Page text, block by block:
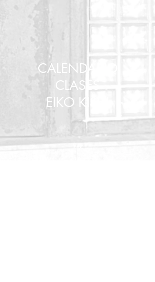
CALENDARIO
CLASES
EIKO KISHI
Ver